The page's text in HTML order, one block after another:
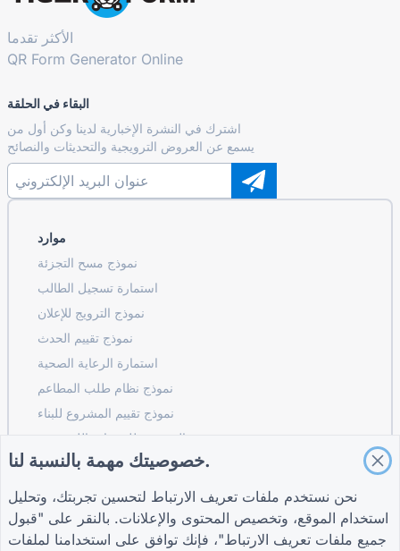
الأكثر تقدما
QR Form Generator Online
البقاء في الحلقة
اشترك في النشرة الإخبارية لدينا وكن أول من
يسمع عن العروض الترويجية والتحديثات والنصائح
موارد
نموذج مسح التجزئة
استمارة تسجيل الطالب
نموذج الترويج للإعلان
نموذج تقييم الحدث
استمارة الرعاية الصحية
نموذج نظام طلب المطاعم
نموذج تقييم المشروع للبناء
نموذج تقييم الموردين للخدمات اللوجستية
نموذج طلب خدمة المرافق
نموذج مشاركة العملاء
خصوصيتك مهمة بالنسبة لنا.
نحن نستخدم ملفات تعريف الارتباط لتحسين تجربتك، وتحليل
استخدام الموقع، وتخصيص المحتوى والإعلانات. بالنقر على "قبول
جميع ملفات تعريف الارتباط"، فإنك توافق على استخدامنا لملفات